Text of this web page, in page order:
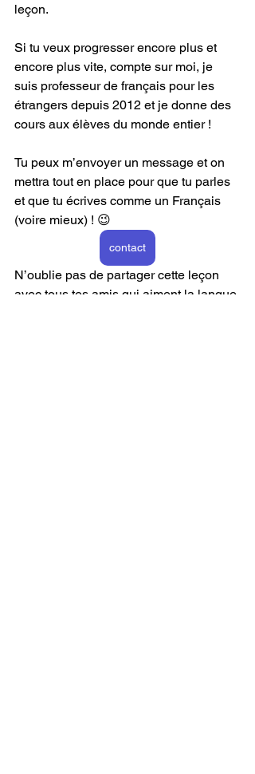
leçon.
Si tu veux progresser encore plus et
encore plus vite, compte sur moi, je
suis professeur de français pour les
étrangers depuis 2012 et je donne des
cours aux élèves du monde entier !
Tu peux m’envoyer un message et on
mettra tout en place pour que tu parles
et que tu écrives comme un Français
(voire mieux) ! 😉
contact
N’oublie pas de partager cette leçon
avec tous tes amis qui aiment la langue